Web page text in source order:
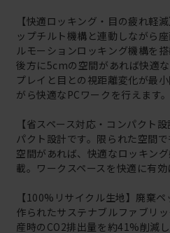
【快適ロッキング・目の疲れ軽
ップチルト機構と連動しながら
ルモーションロッキング機構を
後方に5cmの空間があれば快適
プレイと目との視距離変化が最
がら快適なPCワークを行えます。
【省スペース対応・コンパクト
パクト設計です。限られた空間
空間があれば、快適なロッキン
載。ワークスペースを快適に有効
【100%リサイクル生地】廃棄
作られたサステナブルファブリ
産時のCO2排出量を約41%削減